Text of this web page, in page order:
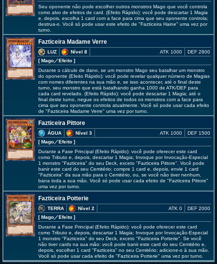
Seu oponente não pode escolher outros monstros Mago que você controla
como alvo de efeitos de card. (Efeito Rápido): você pode descartar 1 Magia
e, depois, escolha 1 card com a face para cima que seu oponente controla;
destrua-o. Você só pode usar este efeito de "Fazticeira Haine" uma vez por
turno.
Fazticeira Madame Verre
LUZ
Nível 8
[ Mago／Efeito ]
ATK 1000 DEF 2800
Durante o cálculo de dano, se um monstro Mago seu batalhar um monstro
do oponente (Efeito Rápido): você pode revelar qualquer número de Magias
com nomes diferentes na sua mão e, se isso acontecer, até o final deste
turno, seu monstro que está batalhando ganha 1000 de ATK/DEF para
cada card revelado. (Efeito Rápido): você pode descartar 1 Magia; até o
final deste turno, negue os efeitos de todos os monstros com a face para
cima que seu oponente controla atualmente. Você só pode usar cada efeito
de "Fazticeira Madame Verre" uma vez por turno.
Fazticeira Pittore
ÁGUA
Nível 3
[ Mago／Efeito ]
ATK 1000 DEF 1500
Durante a Fase Principal (Efeito Rápido): você pode oferecer este card
como Tributo e, depois, descartar 1 Magia; Invoque por Invocação-Especial
1 monstro "Fazticeira" do seu Deck, exceto "Fazticeira Pittore". Você pode
banir este card do seu Cemitério; compre 1 card e, depois, envie 1 card
"Fazticeira" da sua mão para o Cemitério, ou, se você não tiver nenhum,
bana toda a sua mão. Você só pode usar cada efeito de "Fazticeira Pittore"
uma vez por turno.
Fazticeira Potterie
TERRA
Nível 2
[ Mago／Efeito ]
ATK 0 DEF 2000
Durante a Fase Principal (Efeito Rápido): você pode oferecer este card
como Tributo e, depois, descartar 1 Magia; Invoque por Invocação-Especial
1 monstro "Fazticeira" do seu Deck, exceto "Fazticeira Potterie". Se você
não tiver cards na sua mão: você pode banir este card do seu Cemitério e,
depois, escolher 1 card "Fazticeira" no seu Cemitério; adicione-o à sua mão.
Você só pode usar cada efeito de "Fazticeira Potterie" uma vez por turno.